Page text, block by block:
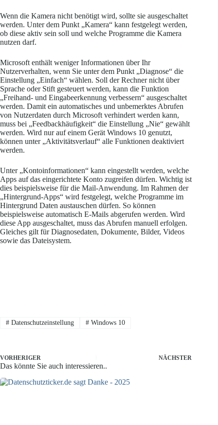
Wenn die Kamera nicht benötigt wird, sollte sie ausgeschaltet
werden. Unter dem Punkt „Kamera“ kann festgelegt werden,
ob diese aktiv sein soll und welche Programme die Kamera
nutzen darf.
Microsoft enthält weniger Informationen über Ihr
Nutzerverhalten, wenn Sie unter dem Punkt „Diagnose“ die
Einstellung „Einfach“ wählen. Soll der Rechner nicht über
Sprache oder Stift gesteuert werden, kann die Funktion
„Freihand- und Eingabeerkennung verbessern“ ausgeschaltet
werden. Damit ein automatisches und unbemerktes Abrufen
von Nutzerdaten durch Microsoft verhindert werden kann,
muss bei „Feedbackhäufigkeit“ die Einstellung „Nie“ gewählt
werden. Wird nur auf einem Gerät Windows 10 genutzt,
können unter „Aktivitätsverlauf“ alle Funktionen deaktiviert
werden.
Unter „Kontoinformationen“ kann eingestellt werden, welche
Apps auf das eingerichtete Konto zugreifen dürfen. Wichtig ist
dies beispielsweise für die Mail-Anwendung. Im Rahmen der
„Hintergrund-Apps“ wird festgelegt, welche Programme im
Hintergrund Daten austauschen dürfen. So können
beispielsweise automatisch E-Mails abgerufen werden. Wird
diese App ausgeschaltet, muss das Abrufen manuell erfolgen.
Gleiches gilt für Diagnosedaten, Dokumente, Bilder, Videos
sowie das Dateisystem.
#Datenschutzeinstellung #Windows 10
VORHERIGER NÄCHSTER
Das könnte Sie auch interessieren..